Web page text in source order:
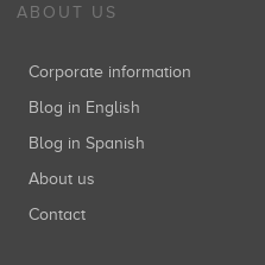
ABOUT US
Corporate information
Blog in English
Blog in Spanish
About us
Contact